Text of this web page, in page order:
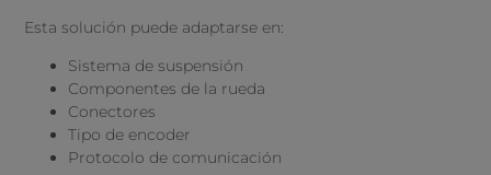
Esta solución puede adaptarse en:
Sistema de suspensión
Componentes de la rueda
Conectores
Tipo de encoder
Protocolo de comunicación